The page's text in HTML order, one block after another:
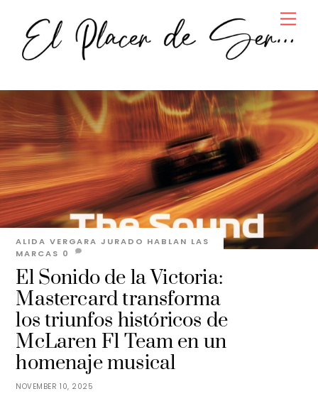
content
NOVEMBER 10, 2025
El Sonido de la Victoria:
Mastercard transforma
los triunfos históricos de
McLaren F1 Team en un
homenaje musical
ALIDA VERGARA JURADO HABLAN LAS
MARCAS 0